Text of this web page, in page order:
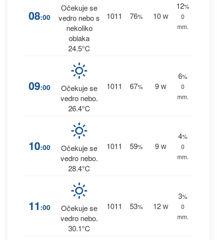
08:00
Očekuje se
vedro nebo s
nekoliko
oblaka
24.5°C
1011 76% 10 W
12%
0
mm.
09:00
Očekuje se
vedro nebo.
26.4°C
1011 67% 9 W
6%
0
mm.
10:00
Očekuje se
vedro nebo.
28.4°C
1011 59% 9 W
4%
0
mm.
11 :00
Očekuje se
vedro nebo.
30.1°C
1011 53% 12 W
3%
0
mm.